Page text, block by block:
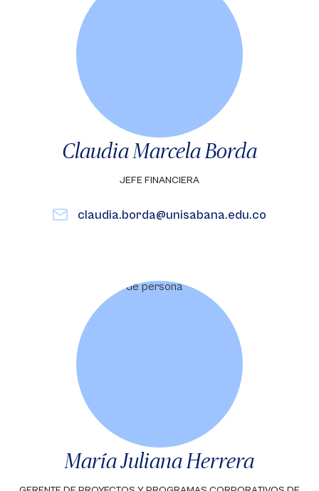
Claudia Marcela Borda
JEFE FINANCIERA
claudia.borda@unisabana.edu.co
María Juliana Herrera